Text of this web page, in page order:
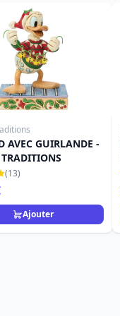
AVEC GUIRLANDE -
(13)
Ajouter